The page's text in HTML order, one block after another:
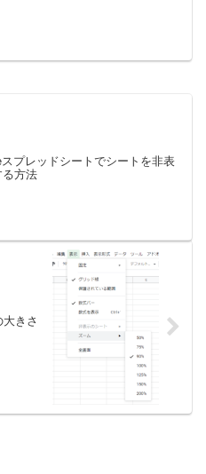
プレッドシートでシートを非表
方法
きさ